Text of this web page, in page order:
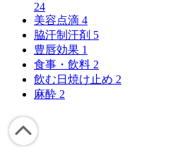
24
美容点滴 4
脇汗制汗剤 5
豊唇効果 1
食事・飲料 2
飲む日焼け止め 2
麻酔 2